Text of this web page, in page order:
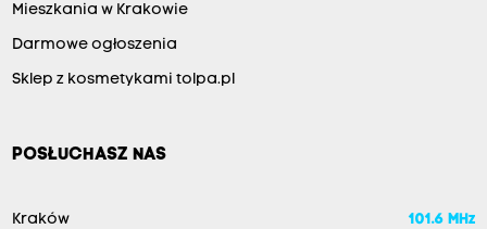
Mieszkania w Krakowie
Darmowe ogłoszenia
Sklep z kosmetykami tolpa.pl
POSŁUCHASZ NAS
Kraków 101.6 MHz